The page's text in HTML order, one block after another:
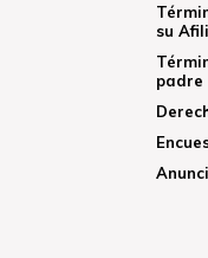
su
padre